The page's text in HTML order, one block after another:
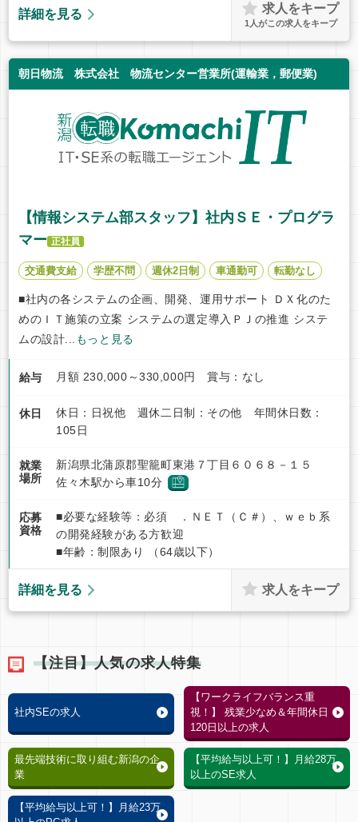
詳細を見る 求人をキープ
1 人がこの求人をキープ
朝日物流 株式会社 物流センター営業所(運輸業，郵便業)
【情報システム部スタッフ】社内ＳＥ・プログラ
マー 正社員
交通費支給 学歴不問 週休2日制 車通勤可 転勤なし
■社内の各システムの企画、開発、運用サポート ＤＸ化のた
めのＩＴ施策の立案 システムの選定導入ＰＪの推進 システ
ムの設計...
もっと見る
給与 月額 230,000～330,000円 賞与：なし
休日
休日：日祝他 週休二日制：その他 年間休日数：
105日
就業
場所
新潟県北蒲原郡聖籠町東港７丁目６０６８－１５
佐々木駅から車10分
応募
資格
■必要な経験等：必須 ．ＮＥＴ（Ｃ＃）、ｗｅｂ系
の開発経験がある方歓迎
■年齢：制限あり （64歳以下）
詳細を見る 求人をキープ
【注目】人気の求人特集
社内SEの求人
【ワークライフバランス重
視！】 残業少なめ＆年間休日
120日以上の求人
最先端技術に取り組む新潟の企
業
【平均給与以上可！】月給28万
以上のSE求人
【平均給与以上可！】月給23万